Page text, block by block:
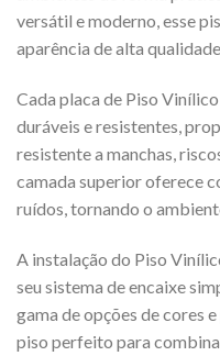
versátil e moderno, esse
aparência de alta
Cada placa de Piso
duráveis e resistentes,
resistente a manchas,
camada superior oferece
ruídos, tornando o
A instalação do Piso
seu sistema de encaixe
gama de opções de cores
piso perfeito para